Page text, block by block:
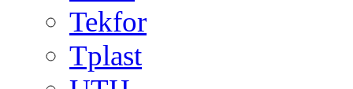
Tekfor
Tplast